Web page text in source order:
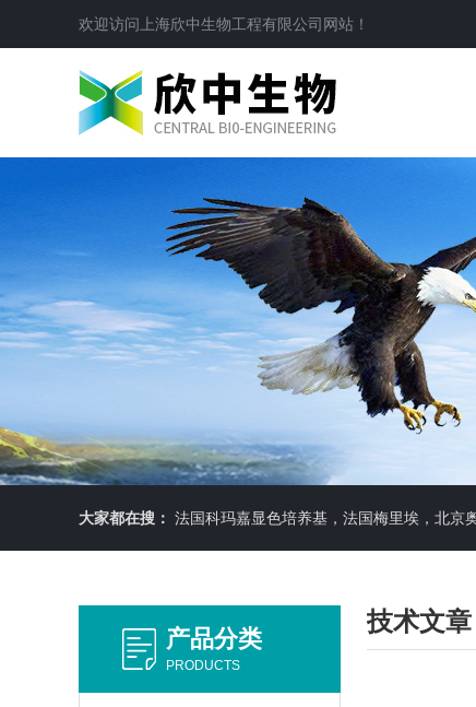
欢迎访问 上海欣中生物工程有限公司 网站！
大家都在搜： 法国科玛嘉显色培养基，法国梅里埃，北京奥博星原料培养基，英国OXOID，意大利利飞驰E-TEXT药敏
产品分类
PRODUCTS
技术文章